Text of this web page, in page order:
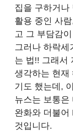
집을 구하거나
활용 중인 사
고 그 부담감
그러나 하락세
는 법!! 그래서
생각하는 현재
기도 했는데,
뉴스는 보통은
완화와 더불어
것입니다.